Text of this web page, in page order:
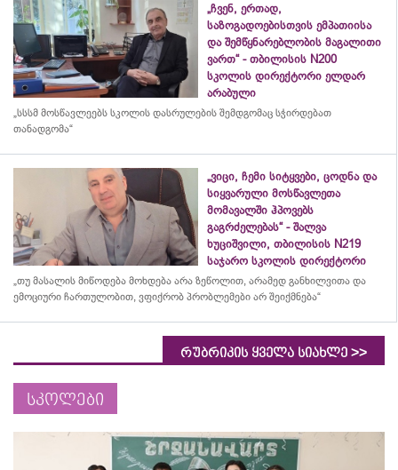
„ჩვენ, ერთად,
საზოგადოებისთვის ემპათიისა
და შემწყნარებლობის მაგალითი
ვართ“ - თბილისის N200
სკოლის დირექტორი ელდარ
არაბული
„სსსმ მოსწავლეებს სკოლის დასრულების შემდგომაც სჭირდებათ
თანადგომა“
„ვიცი, ჩემი სიტყვები, ცოდნა და
სიყვარული მოსწავლეთა
მომავალში ჰპოვებს
გაგრძელებას“ - შალვა
ხუციშვილი, თბილისის N219
საჯარო სკოლის დირექტორი
„თუ მასალის მიწოდება მოხდება არა ზეწოლით, არამედ განხილვითა და
ემოციური ჩართულობით, ვფიქრობ პრობლემები არ შეიქმნება“
რუბრიკის ყველა სიახლე >>
სკოლები